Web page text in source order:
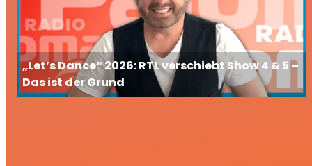
„Let’s Dance“ 2026: RTL verschiebt Show 4 & 5 –
Das ist der Grund